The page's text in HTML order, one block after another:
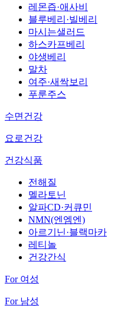
레몬즙·애사비
블루베리·빌베리
마시는샐러드
하스카프베리
야생베리
말차
여주·새싹보리
푸룬주스
수면건강
요로건강
건강식품
전해질
멜라토닌
알파CD·커큐민
NMN(엔엠엔)
아르기닌·블랙마카
레티놀
건강간식
For 여성
For 남성